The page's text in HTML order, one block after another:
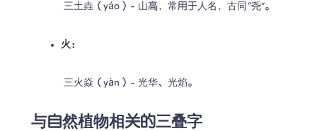
三土垚（yáo）- 山高，常用于人名，古同“尧”。
火：
三火焱（yàn）- 光华、光焰。
与自然植物相关的三叠字